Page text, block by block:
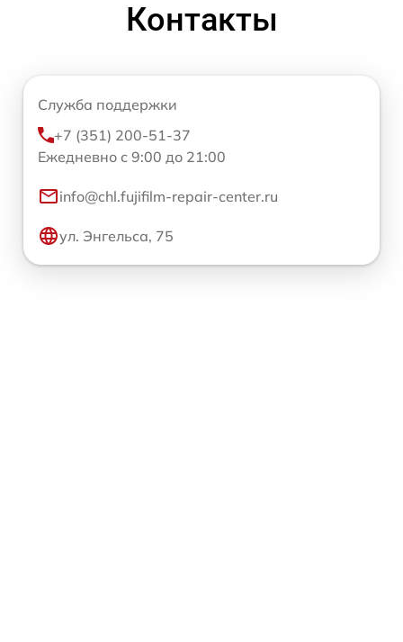
Контакты
Служба поддержки
+7 (351) 200-51-37
Ежедневно с 9:00 до 21:00
info@chl.fujifilm-repair-center.ru
ул. Энгельса, 75